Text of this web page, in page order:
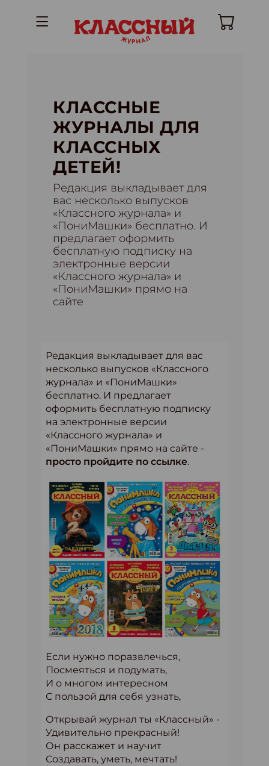
КЛАССНЫЕ
ЖУРНАЛЫ ДЛЯ
КЛАССНЫХ
ДЕТЕЙ!
Редакция выкладывает для
вас несколько выпусков
«Классного журнала» и
«ПониМашки» бесплатно. И
предлагает оформить
бесплатную подписку на
электронные версии
«Классного журнала» и
«ПониМашки» прямо на
сайте
Редакция выкладывает для вас
несколько выпусков «Классного
журнала» и «ПониМашки»
бесплатно. И предлагает
оформить бесплатную подписку
на электронные версии
«Классного журнала» и
«ПониМашки» прямо на сайте -
просто пройдите по ссылке.
Если нужно поразвлечься,
Посмеяться и подумать,
И о многом интересном
С пользой для себя узнать,
Открывай журнал ты «Классный» -
Удивительно прекрасный!
Он расскажет и научит
Создавать, уметь, мечтать!